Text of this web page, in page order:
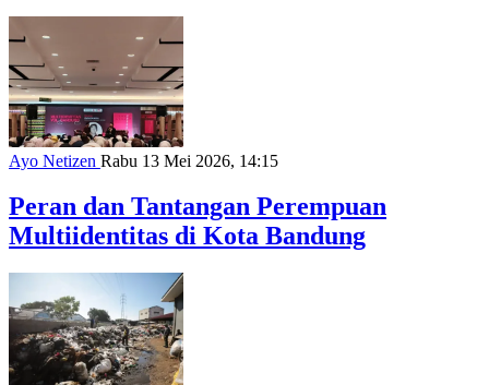
Ayo Netizen Rabu 13 Mei 2026, 14:15
Peran dan Tantangan Perempuan
Multiidentitas di Kota Bandung